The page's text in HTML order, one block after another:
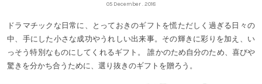
05 December . 2018
ドラマチックな日常に、とっておきのギフトを慌ただしく過ぎる日々の
中、手にした小さな成功やうれしい出来事。その輝きに彩りを加え、い
っそう特別なものにしてくれるギフト。 誰かのため自分のため、喜びや
驚きを分かち合うために、選り抜きのギフトを贈ろう。